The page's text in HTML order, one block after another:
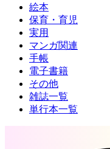
絵本
保育・育児
実用
マンガ関連
手帳
電子書籍
その他
雑誌一覧
単行本一覧